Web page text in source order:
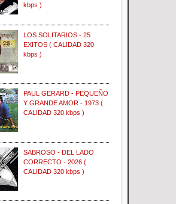
kbps )
LOS SOLITARIOS - 25
EXITOS ( CALIDAD 320
kbps )
PAUL GERARD - PEQUEÑO
Y GRANDE AMOR - 1973 (
CALIDAD 320 kbps )
SABROSO - DEL LADO
CORRECTO - 2026 (
CALIDAD 320 kbps )